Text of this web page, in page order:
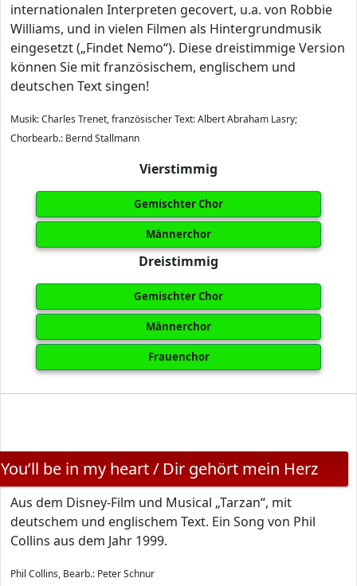
internationalen Interpreten gecovert, u.a. von Robbie
Williams, und in vielen Filmen als Hintergrundmusik
eingesetzt („Findet Nemo“). Diese dreistimmige Version
können Sie mit französischem, englischem und
deutschen Text singen!
Musik: Charles Trenet, französischer Text: Albert Abraham Lasry;
Chorbearb.: Bernd Stallmann
Vierstimmig
Gemischter Chor
Männerchor
Dreistimmig
Gemischter Chor
Männerchor
Frauenchor
You’ll be in my heart / Dir gehört mein Herz
Aus dem Disney-Film und Musical „Tarzan“, mit
deutschem und englischem Text. Ein Song von Phil
Collins aus dem Jahr 1999.
Phil Collins, Bearb.: Peter Schnur